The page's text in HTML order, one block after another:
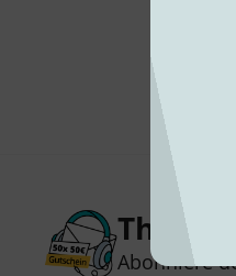
Abonniere